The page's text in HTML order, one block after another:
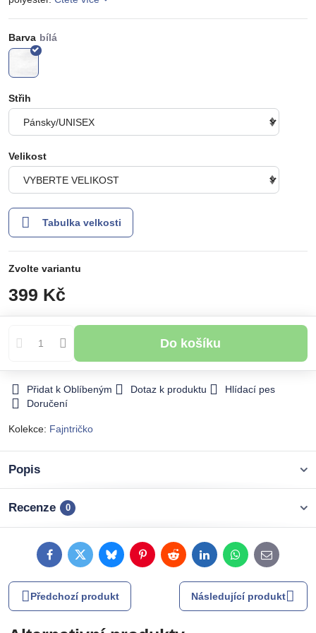
Barva
Střih
Velikost
Tabulka velkosti
Zvolte variantu
399 Kč
Do košíku
Přidat k Oblíbeným Dotaz k produktu
Hlídací pes
Doručení
Kolekce: Fajntričko
Popis
Recenze 0
FacebookTwitterBlueskyPinterestRedditLinkedInWhatsApp
E-
mail
Předchozí produkt Následující produkt